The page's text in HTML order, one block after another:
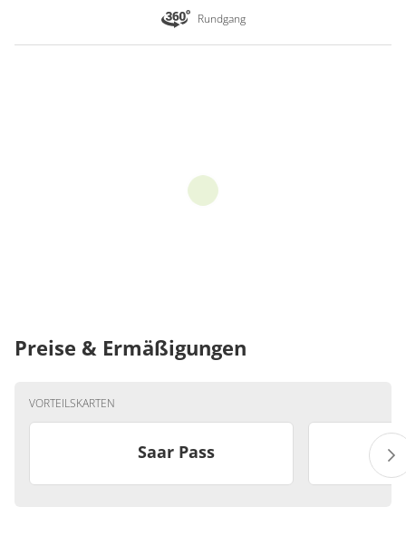
Rundgang
Preise & Ermäßigungen
VORTEILSKARTEN
Saar Pass